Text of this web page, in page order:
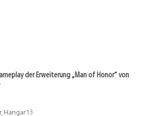
der Erweiterung „Man of Honor“ von
Hangar 13